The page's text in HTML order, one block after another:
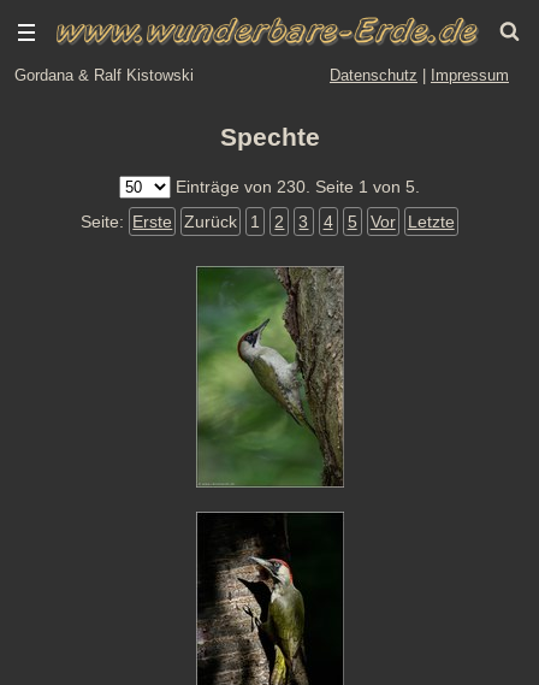
Gordana & Ralf Kistowski Datenschutz Impressum
Spechte
Einträge von 230. Seite 1 von 5.
Seite: Erste Zurück 1 2 3 4 5 Vor Letzte